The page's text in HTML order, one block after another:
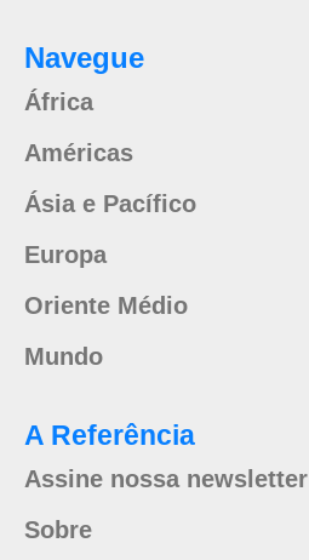
Navegue
África
Américas
Ásia e Pacífico
Europa
Oriente Médio
Mundo
A Referência
Assine nossa newsletter
Sobre